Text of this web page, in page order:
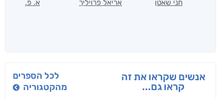
חני שאטן אריאל פרויליך א. פ.
אנשים שקראו את זה
קראו גם...
לכל הספרים
מהקטגוריה